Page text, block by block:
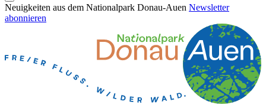
Neuigkeiten aus dem Nationalpark Donau-Auen Newsletter
abonnieren